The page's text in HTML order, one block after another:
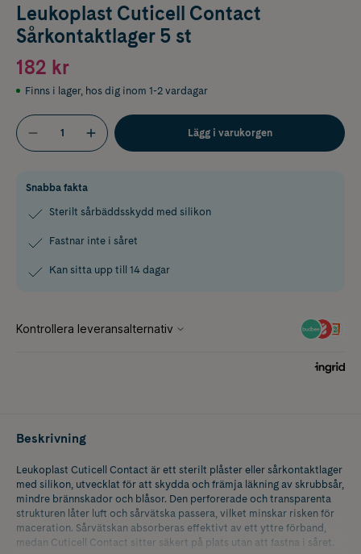
Leukoplast Cuticell Contact
Sårkontaktlager 5 st
182 kr
Finns i lager, hos dig inom 1-2 vardagar
Lägg i varukorgen
Snabba fakta
Sterilt sårbäddsskydd med silikon
Fastnar inte i såret
Kan sitta upp till 14 dagar
Beskrivning
Leukoplast Cuticell Contact är ett sterilt plåster eller sårkontaktlager
med silikon, utvecklat för att skydda och främja läkning av skrubbsår,
mindre brännskador och blåsor. Den perforerade och transparenta
strukturen låter luft och sårvätska passera, vilket minskar risken för
maceration. Sårvätskan absorberas effektivt av ett yttre förband,
medan Cuticell Contact sitter säkert på plats utan att fastna i såret.